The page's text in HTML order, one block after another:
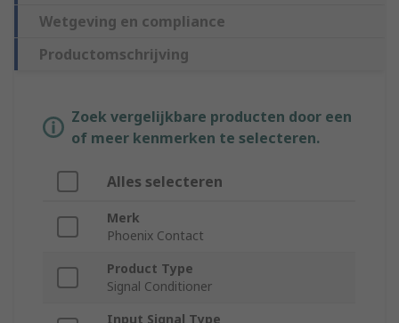
Wetgeving en compliance
Productomschrijving
Zoek vergelijkbare producten door een
of meer kenmerken te selecteren.
Alles selecteren
Merk
Phoenix Contact
Product Type
Signal Conditioner
Input Signal Type